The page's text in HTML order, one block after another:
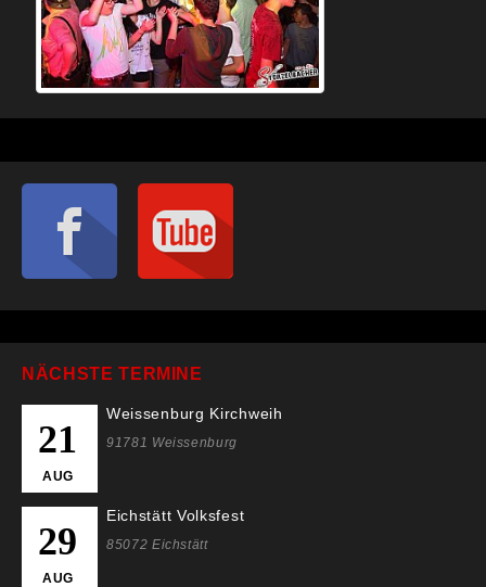
NÄCHSTE TERMINE
21
AUG
Weissenburg Kirchweih
91781 Weissenburg
29
AUG
Eichstätt Volksfest
85072 Eichstätt